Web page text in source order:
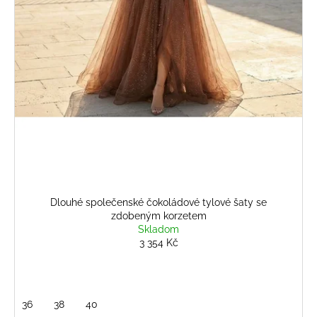
Dlouhé společenské čokoládové tylové šaty se
zdobeným korzetem
Skladom
3 354 Kč
36 38 40
e
m
e
BLEDĚ